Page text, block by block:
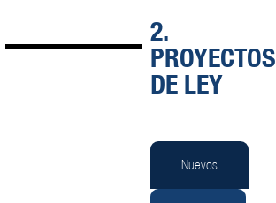
2.
PROYECTOS
DE LEY
Nuevos